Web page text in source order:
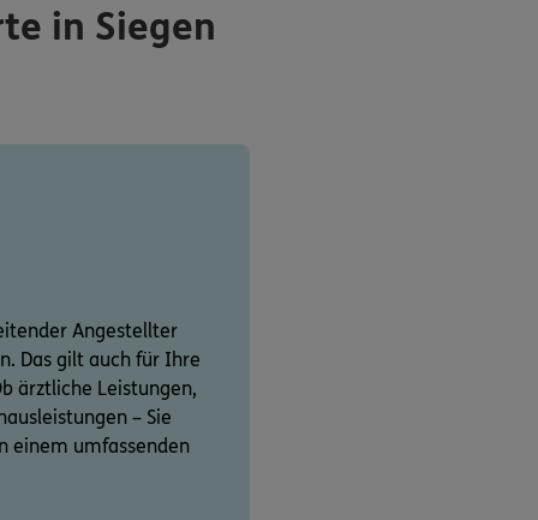
in Siegen
Angestellter
Das gilt auch für Ihre
ärztliche Leistungen,
– Sie
einem umfassenden